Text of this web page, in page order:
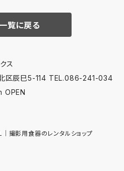
覧に戻る
ス
区辰巳5-114 TEL.086-241-034
OPEN
撮影用食器のレンタルショップ